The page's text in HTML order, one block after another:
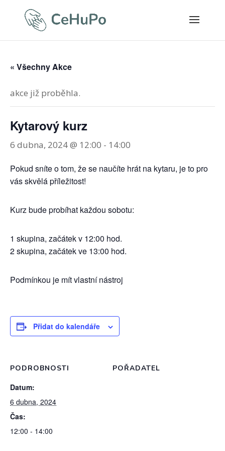
« Všechny Akce
akce již proběhla.
Kytarový kurz
6 dubna, 2024 @ 12:00 - 14:00
Pokud sníte o tom, že se naučíte hrát na kytaru, je to pro
vás skvělá příležitost!
Kurz bude probíhat každou sobotu:
1 skupina, začátek v 12:00 hod.
2 skupina, začátek ve 13:00 hod.
Podmínkou je mít vlastní nástroj
Přidat do kalendáře
PODROBNOSTI
Datum:
6 dubna, 2024
Čas:
12:00 - 14:00
POŘADATEL